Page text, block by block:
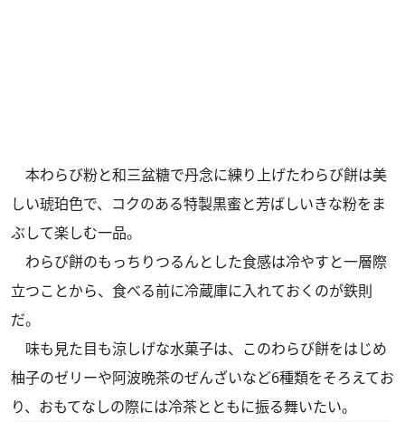
本わらび粉と和三盆糖で丹念に練り上げたわらび餅は美
しい琥珀色で、コクのある特製黒蜜と芳ばしいきな粉をま
ぶして楽しむ一品。
わらび餅のもっちりつるんとした食感は冷やすと一層際
立つことから、食べる前に冷蔵庫に入れておくのが鉄則
だ。
味も見た目も涼しげな水菓子は、このわらび餅をはじめ
柚子のゼリーや阿波晩茶のぜんざいなど6種類をそろえてお
り、おもてなしの際には冷茶とともに振る舞いたい。